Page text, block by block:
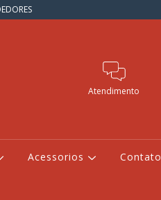
Atendimento
Acessorios Contato